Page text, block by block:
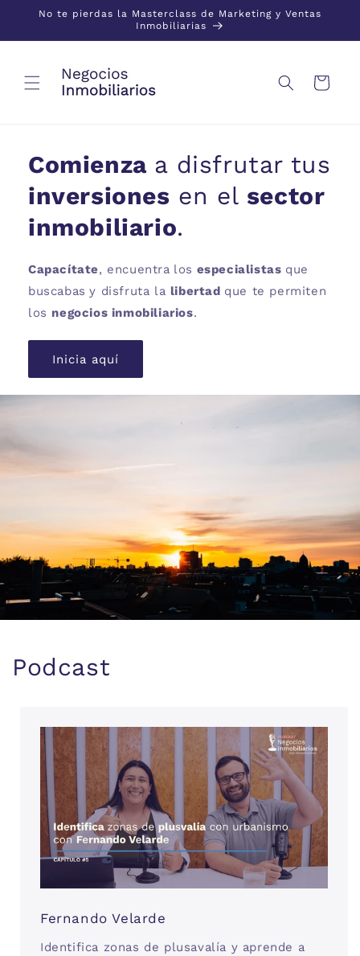
Ir alNo te pierdas la Masterclass de Marketing y Ventas
Inmobiliarias
Carrito
Comienza a disfrutar tus
inversiones en el sector
inmobiliario.
Capacítate, encuentra los especialistas que
buscabas y disfruta la libertad que te permiten
los negocios inmobiliarios.
Inicia aquí
Podcast
Fernando Velarde
Identifica zonas de plusavalía y aprende a